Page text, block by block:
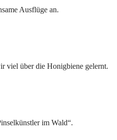
Ausflüge an.
viel über die Honigbiene gelernt.
im Wald“.